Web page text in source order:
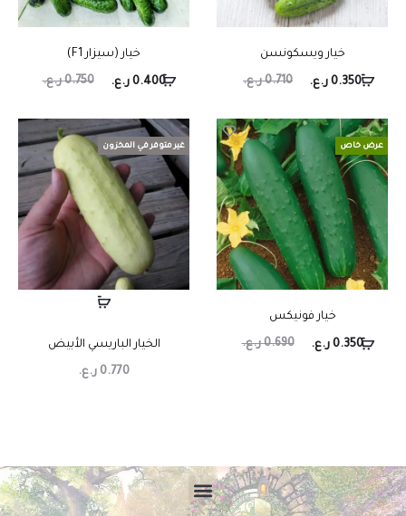
خيار ويسكونسن
0.710 ر.ع. 0.350 ر.ع.
خيار (سيزار F1)
0.750 ر.ع. 0.400 ر.ع.
عرض خاص
خيار فونيكس
0.690 ر.ع. 0.350 ر.ع.
غير متوفر في المخزون
الخيار الباريسي الأبيض
0.770 ر.ع.